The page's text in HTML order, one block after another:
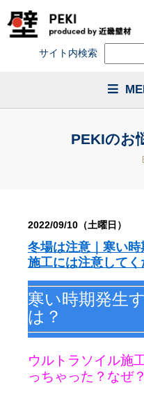
サイト内検索
PEKIのお
2022/09/10（土曜日）
冬場は注意｜寒い
施工には注意してく
寒い時期発生
は？
ウルトラソイル施
っちゃった？なぜ？